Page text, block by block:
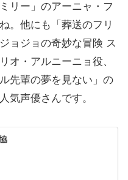
リー」のアーニャ・フ
。他にも「葬送のフリ
ョジョの奇妙な冒険 ス
オ・アルニーニョ役、
先輩の夢を見ない」の
気声優さんです。